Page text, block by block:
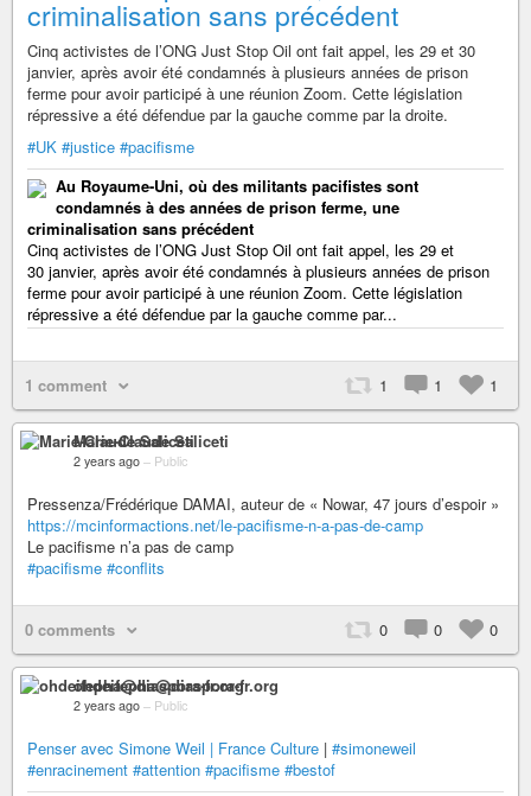
criminalisation sans précédent
Cinq activistes de l’ONG Just Stop Oil ont fait appel, les 29 et 30
janvier, après avoir été condamnés à plusieurs années de prison
ferme pour avoir participé à une réunion Zoom. Cette législation
répressive a été défendue par la gauche comme par la droite.
#UK #justice #pacifisme
Au Royaume-Uni, où des militants pacifistes sont
condamnés à des années de prison ferme, une
criminalisation sans précédent
Cinq activistes de l’ONG Just Stop Oil ont fait appel, les 29 et
30 janvier, après avoir été condamnés à plusieurs années de prison
ferme pour avoir participé à une réunion Zoom. Cette législation
répressive a été défendue par la gauche comme par...
1 comment 1 1 1
Marie-Claude Saliceti
2 years ago – Public
Pressenza/Frédérique DAMAI, auteur de « Nowar, 47 jours d’espoir »
https://mcinformactions.net/le-pacifisme-n-a-pas-de-camp
Le pacifisme n’a pas de camp
#pacifisme #conflits
0 comments 0 0 0
ohdeifepha@diaspora-fr.org
2 years ago – Public
Penser avec Simone Weil | France Culture | #simoneweil
#enracinement #attention #pacifisme #bestof